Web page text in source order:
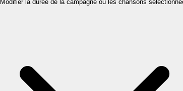
Modifier la durée de la campagne ou les chansons